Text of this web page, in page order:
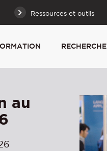
Ressources et outils
RECHERCHE
au